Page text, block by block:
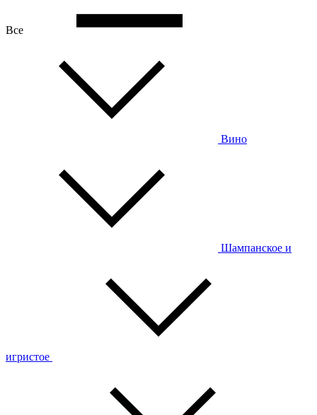
Все
Вино
Шампанское и
игристое